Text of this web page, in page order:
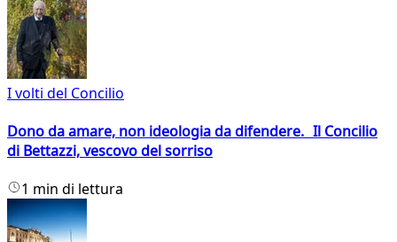
I volti del Concilio
Dono da amare, non ideologia da difendere. Il Concilio
di Bettazzi, vescovo del sorriso
1 min di lettura